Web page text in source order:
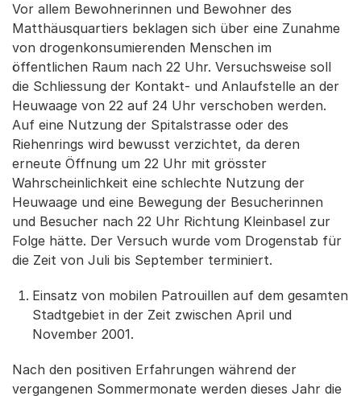
Vor allem Bewohnerinnen und Bewohner des
Matthäusquartiers beklagen sich über eine Zunahme
von drogenkonsumierenden Menschen im
öffentlichen Raum nach 22 Uhr. Versuchsweise soll
die Schliessung der Kontakt- und Anlaufstelle an der
Heuwaage von 22 auf 24 Uhr verschoben werden.
Auf eine Nutzung der Spitalstrasse oder des
Riehenrings wird bewusst verzichtet, da deren
erneute Öffnung um 22 Uhr mit grösster
Wahrscheinlichkeit eine schlechte Nutzung der
Heuwaage und eine Bewegung der Besucherinnen
und Besucher nach 22 Uhr Richtung Kleinbasel zur
Folge hätte. Der Versuch wurde vom Drogenstab für
die Zeit von Juli bis September terminiert.
Einsatz von mobilen Patrouillen auf dem gesamten
Stadtgebiet in der Zeit zwischen April und
November 2001.
Nach den positiven Erfahrungen während der
vergangenen Sommermonate werden dieses Jahr die